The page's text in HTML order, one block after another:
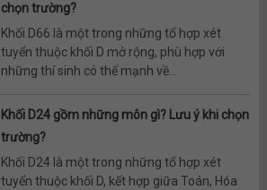
chọn trường?
Khối D66 là một trong những tổ hợp xét
tuyển thuộc khối D mở rộng, phù hợp với
những thí sinh có thế mạnh về...
Khối D24 gồm những môn gì? Lưu ý khi chọn
trường?
Khối D24 là một trong những tổ hợp xét
tuyển thuộc khối D, kết hợp giữa Toán, Hóa